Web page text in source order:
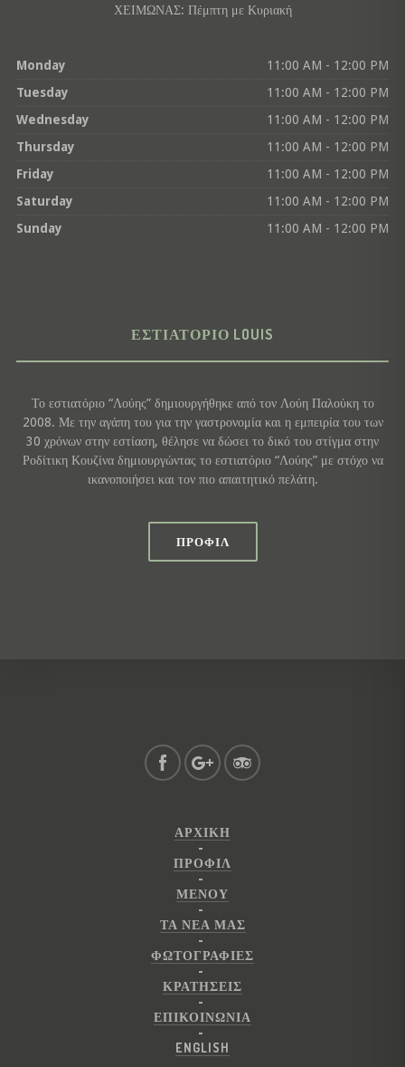
ΧΕΙΜΩΝΑΣ: Πέμπτη με Κυριακή
Monday
11:00 AM - 12:00 PM
Tuesday
11:00 AM - 12:00 PM
Wednesday
11:00 AM - 12:00 PM
Thursday
11:00 AM - 12:00 PM
Friday
11:00 AM - 12:00 PM
Saturday
11:00 AM - 12:00 PM
Sunday
11:00 AM - 12:00 PM
ΕΣΤΙΑΤΌΡΙΟ LOUIS
Το εστιατόριο “Λούης” δημιουργήθηκε από τον Λούη Παλούκη το
2008. Με την αγάπη του για την γαστρονομία και η εμπειρία του των
30 χρόνων στην εστίαση, θέλησε να δώσει το δικό του στίγμα στην
Ροδίτικη Κουζίνα δημιουργώντας το εστιατόριο “Λούης” με στόχο να
ικανοποιήσει και τον πιο απαιτητικό πελάτη.
ΠΡΟΦΊΛ
ΑΡΧΙΚΉ
ΠΡΟΦΊΛ
ΜΕΝΟΎ
ΤΑ ΝΕΑ ΜΑΣ
ΦΩΤΟΓΡΑΦΊΕΣ
ΚΡΑΤΉΣΕΙΣ
ΕΠΙΚΟΙΝΩΝΊΑ
ENGLISH